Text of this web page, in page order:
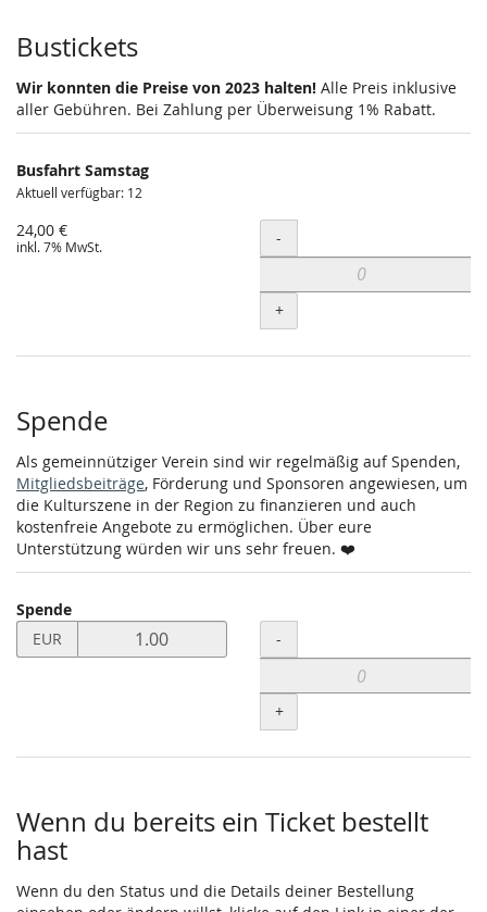
Produkte
Bustickets
Wir konnten die Preise von 2023 halten! Alle Preis inklusive
aller Gebühren. Bei Zahlung per Überweisung 1% Rabatt.
Busfahrt Samstag
Aktuell verfügbar: 12
24,00 €
inkl. 7% MwSt. Menge
-
+
Spende
Als gemeinnütziger Verein sind wir regelmäßig auf Spenden,
Mitgliedsbeiträge, Förderung und Sponsoren angewiesen, um
die Kulturszene in der Region zu finanzieren und auch
kostenfreie Angebote zu ermöglichen. Über eure
Unterstützung würden wir uns sehr freuen. ❤️
Spende
Preis
in
EUR Menge
-
+
Wenn du bereits ein Ticket bestellt
hast
Wenn du den Status und die Details deiner Bestellung